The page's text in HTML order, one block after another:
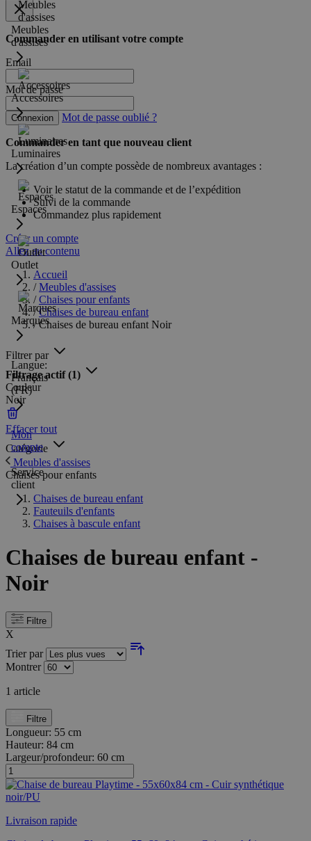
Meubles
d'assises
Accessoires
Luminaires
Espaces
Outlet
Marques
Langue:
Français
(FR)
Mon
compte
Service
client
Commander en utilisant votre compte
Email
Mot de passe
Connexion Mot de passe oublié ?
Commander en tant que nouveau client
La création d’un compte possède de nombreux avantages :
Voir le statut de la commande et de l’expédition
Suivi de la commande
Commandez plus rapidement
Créer un compte
Allez au contenu
Accueil
/ Meubles d'assises
/ Chaises pour enfants
/ Chaises de bureau enfant
/ Chaises de bureau enfant Noir
Filtrer par
Filtrage actif(1)
Couleur
Noir
Effacer tout
Catégorie
Meubles d'assises
Chaises pour enfants
Chaises de bureau enfant
Fauteuils d'enfants
Chaises à bascule enfant
Chaises de bureau enfant -
Noir
Filtre
X
Trier par
Montrer
1 article
Filtre
Longueur: 55 cm
Hauteur: 84 cm
Largeur/profondeur: 60 cm
Livraison rapide